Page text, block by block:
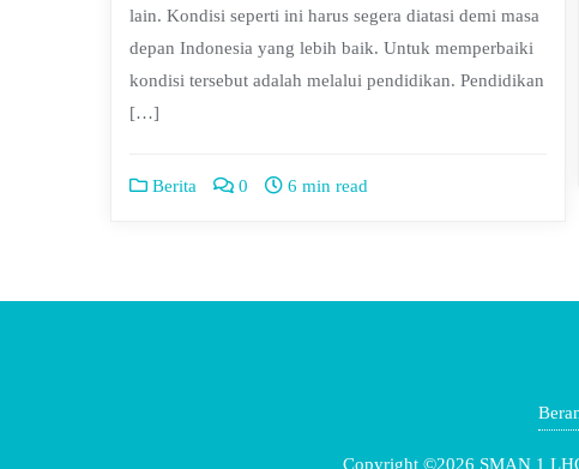
lain. Kondisi seperti ini harus segera diatasi demi masa
depan Indonesia yang lebih baik. Untuk memperbaiki
kondisi tersebut adalah melalui pendidikan. Pendidikan
[…]
Berita 0 6 min read
Copyright ©2026 SMAN 1